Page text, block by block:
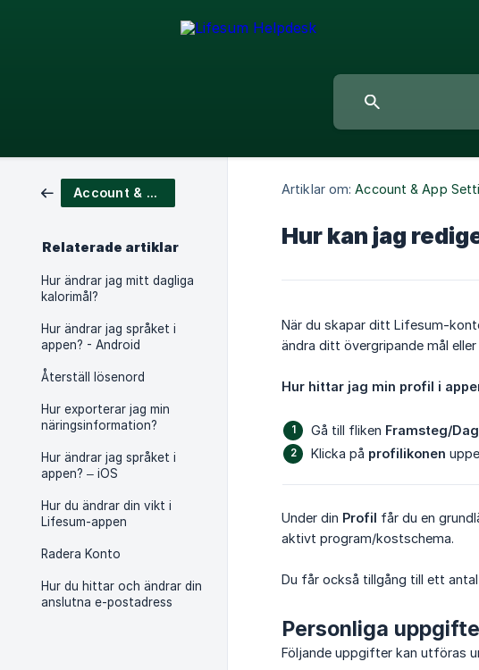
Account & App Settings
Relaterade artiklar
Hur ändrar jag mitt dagliga
kalorimål?
Hur ändrar jag språket i
appen? - Android
Återställ lösenord
Hur exporterar jag min
näringsinformation?
Hur ändrar jag språket i
appen? – iOS
Hur du ändrar din vikt i
Lifesum-appen
Radera Konto
Hur du hittar och ändrar din
anslutna e-postadress
Artiklar om: Account & App
Hur kan jag
När du skapar ditt Lifesum-
ändra ditt övergripande mål
Hur hittar jag min profil i
Gå till fliken Framsteg/
Klicka på profilikonen
Under din Profil får du en
aktivt program/kostschema.
Du får också tillgång till ett
Personliga
Följande uppgifter kan utföras